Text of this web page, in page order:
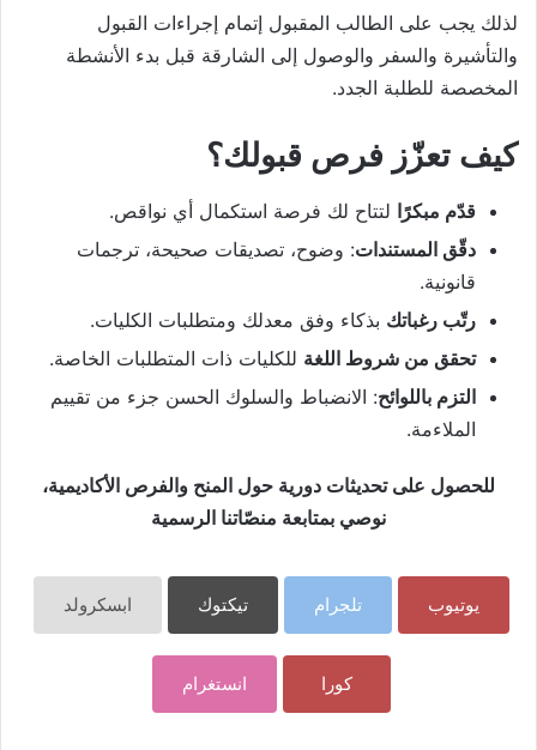
لذلك يجب على الطالب المقبول إتمام إجراءات القبول
والتأشيرة والسفر والوصول إلى الشارقة قبل بدء الأنشطة
المخصصة للطلبة الجدد.
كيف تعزّز فرص قبولك؟
قدّم مبكرًا لتتاح لك فرصة استكمال أي نواقص.
دقّق المستندات: وضوح، تصديقات صحيحة، ترجمات
قانونية.
رتّب رغباتك بذكاء وفق معدلك ومتطلبات الكليات.
تحقق من شروط اللغة للكليات ذات المتطلبات الخاصة.
التزم باللوائح: الانضباط والسلوك الحسن جزء من تقييم
الملاءمة.
للحصول على تحديثات دورية حول المنح والفرص الأكاديمية،
نوصي بمتابعة منصّاتنا الرسمية
يوتيوب تلجرام تيكتوك ابسكرولد
كورا انستغرام